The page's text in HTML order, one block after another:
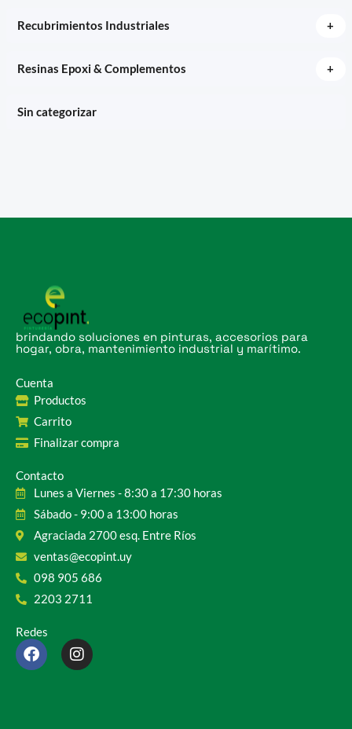
Recubrimientos Industriales +
Resinas Epoxi & Complementos +
Sin categorizar
brindando soluciones en pinturas, accesorios para
hogar, obra, mantenimiento industrial y marítimo.
Cuenta
Productos
Carrito
Finalizar compra
Contacto
Lunes a Viernes - 8:30 a 17:30 horas
Sábado - 9:00 a 13:00 horas
Agraciada 2700 esq. Entre Ríos
ventas@ecopint.uy
098 905 686
2203 2711
Redes
F
a
I
n